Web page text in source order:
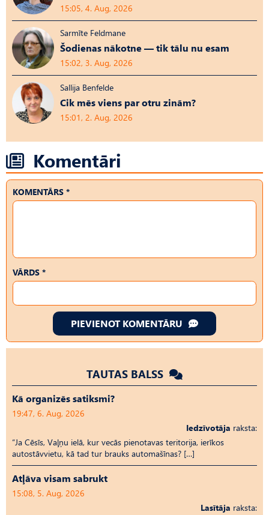
15:05, 4. Aug, 2026
Sarmīte Feldmane
Šodienas nākotne — tik tālu nu esam
15:02, 3. Aug, 2026
Sallija Benfelde
Cik mēs viens par otru zinām?
15:01, 2. Aug, 2026
Komentāri
KOMENTĀRS *
VĀRDS *
PIEVIENOT KOMENTĀRU
TAUTAS BALSS
Kā organizēs satiksmi?
19:47, 6. Aug, 2026
Iedzīvotāja raksta:
“Ja Cēsīs, Vaļņu ielā, kur vecās pienotavas teritorija, ierīkos
autostāvvietu, kā tad tur brauks automašīnas? […]
Atļāva visam sabrukt
15:08, 5. Aug, 2026
Lasītāja raksta: